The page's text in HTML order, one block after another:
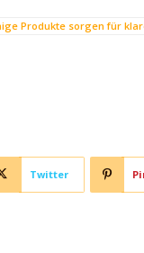
Produkte sorgen für
Twitter